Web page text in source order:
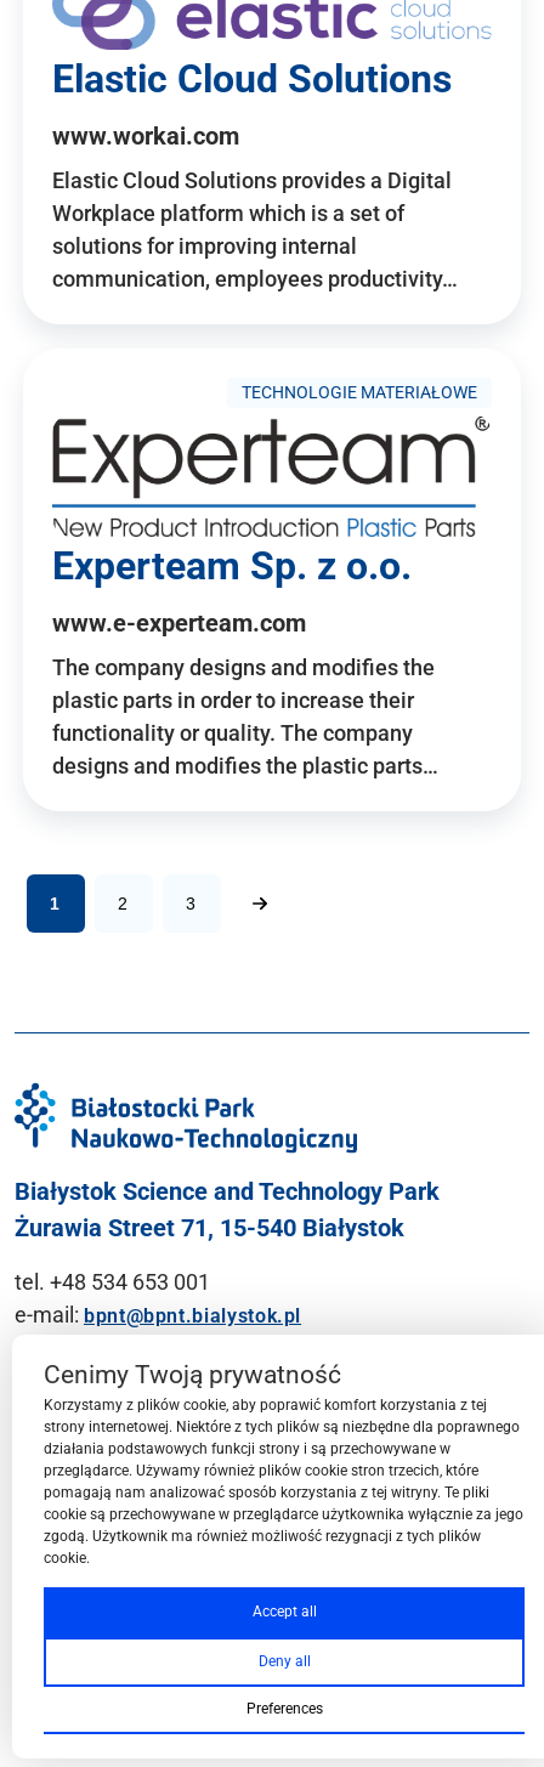
Elastic Cloud Solutions
www.workai.com
Elastic Cloud Solutions provides a Digital
Workplace platform which is a set of
solutions for improving internal
communication, employees productivity…
TECHNOLOGIE MATERIAŁOWE
Experteam Sp. z o.o.
www.e-experteam.com
The company designs and modifies the
plastic parts in order to increase their
functionality or quality. The company
designs and modifies the plastic parts…
1 2 3
Białystok Science and Technology Park
Żurawia Street 71, 15-540 Białystok
tel. +48 534 653 001
e-mail: bpnt@bpnt.bialystok.pl
Contact
BPN-T Area
BPN-T Offer
Cenimy Twoją prywatność
Korzystamy z plików cookie, aby poprawić komfort korzystania z tej
strony internetowej. Niektóre z tych plików są niezbędne dla poprawnego
działania podstawowych funkcji strony i są przechowywane w
przeglądarce. Używamy również plików cookie stron trzecich, które
pomagają nam analizować sposób korzystania z tej witryny. Te pliki
cookie są przechowywane w przeglądarce użytkownika wyłącznie za jego
zgodą. Użytkownik ma również możliwość rezygnacji z tych plików
cookie.
Accept all
Deny all
Preferences